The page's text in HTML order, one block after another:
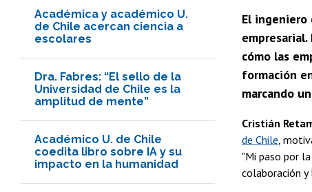
Académica y académico U.
de Chile acercan ciencia a
escolares
Dra. Fabres: “El sello de la
Universidad de Chile es la
amplitud de mente”
Académico U. de Chile
coedita libro sobre IA y su
impacto en la humanidad
El
cómo las
formación
marcando
Cristián
de Chile ,
"Mi paso por
colaboración y